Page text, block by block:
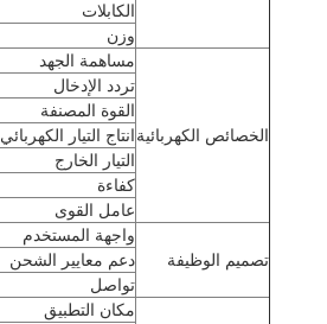
الكابلات
وزن
الخصائص الكهربائية
مساهمة الجهد
تردد الإدخال
القوة المصنفة
انتاج التيار الكهربائي
التيار الخارج
كفاءة
عامل القوى
تصميم الوظيفة
واجهة المستخدم
دعم معايير الشحن
تواصل
مكان التطبيق